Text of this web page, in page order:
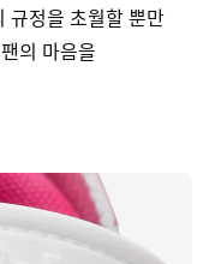
규정을 초월할 뿐만
의 마음을